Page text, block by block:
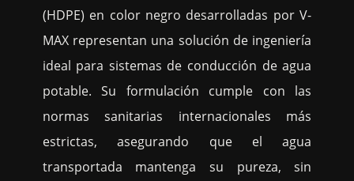
(HDPE) en color negro desarrolladas por V-
MAX representan una solución de ingeniería
ideal para sistemas de conducción de agua
potable. Su formulación cumple con las
normas sanitarias internacionales más
estrictas, asegurando que el agua
transportada mantenga su pureza, sin